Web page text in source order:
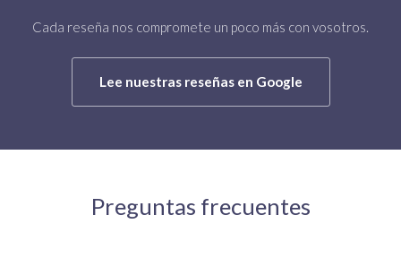
Cada reseña nos compromete un poco más con vosotros.
Lee nuestras reseñas en Google
Preguntas frecuentes